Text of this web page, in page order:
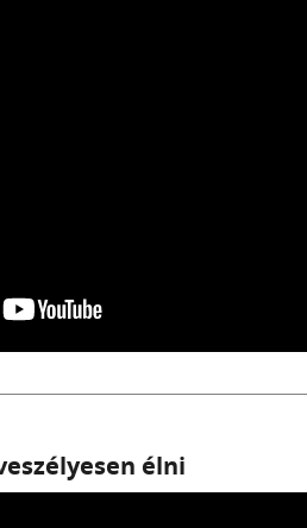
élni